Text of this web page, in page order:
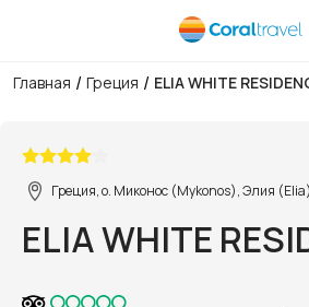
Главная / Греция / ELIA WHITE
Греция, о. Миконос (Mykonos), Элия (Elia)
ELIA WHITE